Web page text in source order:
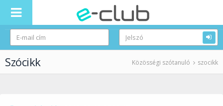
Szócikk Közösségi szótanuló szocikk